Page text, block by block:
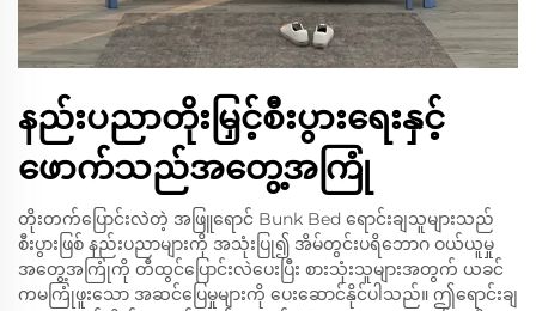
နည်းပညာတိုးမြှင့်စီးပွားရေးနှင့်
ဖောက်သည်အတွေ့အကြုံ
တိုးတက်ပြောင်းလဲတဲ့ အဖြူရောင် Bunk Bed ရောင်းချသူများသည်
စီးပွားဖြစ် နည်းပညာများကို အသုံးပြု၍ အိမ်တွင်းပရိဘောဂ ဝယ်ယူမှု
အတွေ့အကြုံကို တီထွင်ပြောင်းလဲပေးပြီး စားသုံးသူများအတွက် ယခင်
ကမကြုံဖူးသော အဆင်ပြေမှုများကို ပေးဆောင်နိုင်ပါသည်။ ဤရောင်းချ